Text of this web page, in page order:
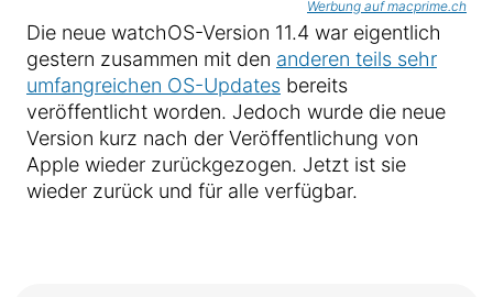
Werbung auf macprime.ch
Die neue watchOS-Version 11.4 war eigentlich
gestern zusammen mit den anderen teils sehr
umfangreichen OS-Updates bereits
veröffentlicht worden. Jedoch wurde die neue
Version kurz nach der Veröffentlichung von
Apple wieder zurückgezogen. Jetzt ist sie
wieder zurück und für alle verfügbar.